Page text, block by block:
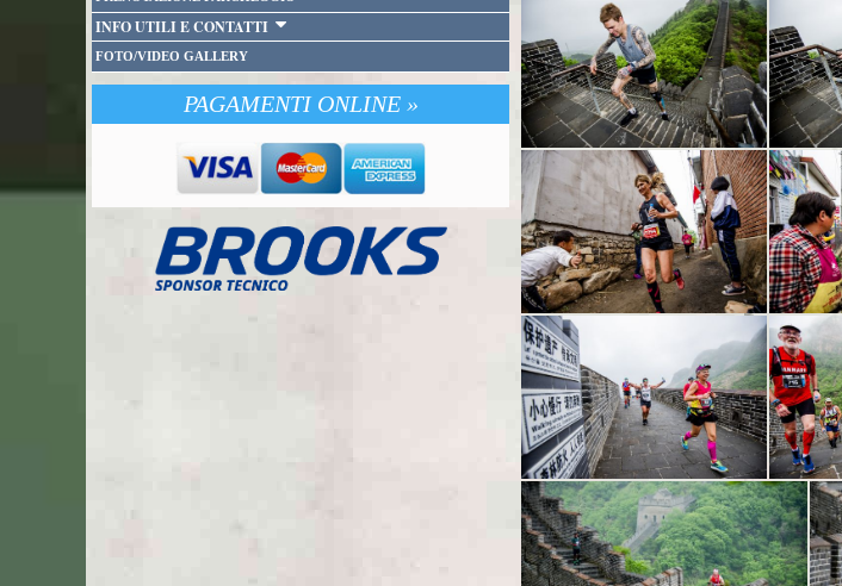
INFO UTILI E CONTATTI
FOTO/VIDEO GALLERY
PAGAMENTI ONLINE »